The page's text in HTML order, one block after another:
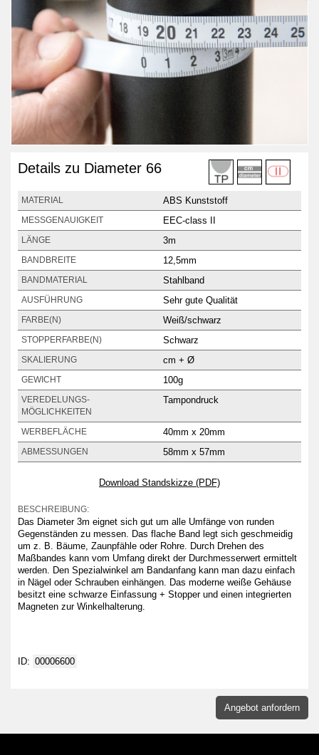
Details zu Diameter 66
MATERIAL ABS Kunststoff
MESSGENAUIGKEIT EEC-class II
LÄNGE 3m
BANDBREITE 12,5mm
BANDMATERIAL Stahlband
AUSFÜHRUNG Sehr gute Qualität
FARBE(N) Weiß/schwarz
STOPPERFARBE(N) Schwarz
SKALIERUNG cm + Ø
GEWICHT 100g
VEREDELUNGS­
MÖGLICHKEITEN
Tampondruck
WERBEFLÄCHE 40mm x 20mm
ABMESSUNGEN 58mm x 57mm
Download Standskizze (PDF)
BESCHREIBUNG:
Das Diameter 3m eignet sich gut um alle Umfänge von runden
Gegenständen zu messen. Das flache Band legt sich geschmeidig
um z. B. Bäume, Zaunpfähle oder Rohre. Durch Drehen des
Maßbandes kann vom Umfang direkt der Durchmesserwert ermittelt
werden. Den Spezialwinkel am Bandanfang kann man dazu einfach
in Nägel oder Schrauben einhängen. Das moderne weiße Gehäuse
besitzt eine schwarze Einfassung + Stopper und einen integrierten
Magneten zur Winkelhalterung.
ID: 00006600
Angebot anfordern